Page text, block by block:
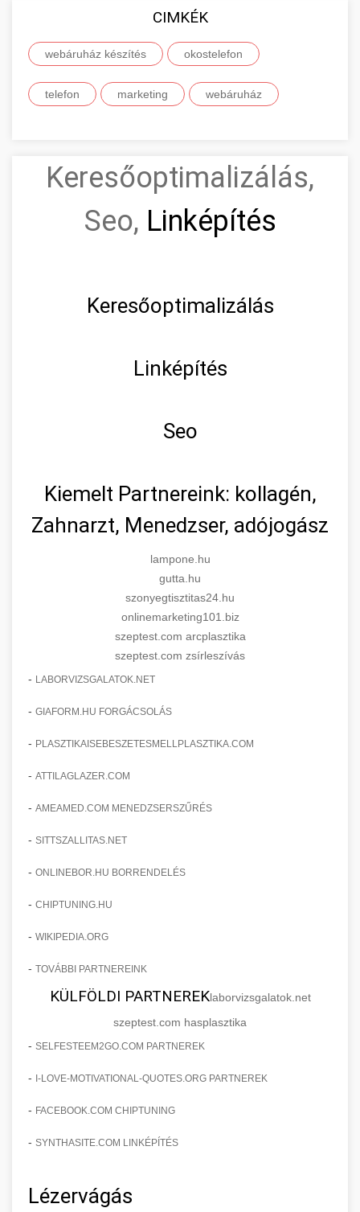
CIMKÉK
webáruház készítés okostelefon
telefon marketing webáruház
Keresőoptimalizálás,
Seo, Linképítés
Keresőoptimalizálás
Linképítés
Seo
Kiemelt Partnereink: kollagén,
Zahnarzt, Menedzser, adójogász
lampone.hu
gutta.hu
szonyegtisztitas24.hu
onlinemarketing101.biz
szeptest.com arcplasztika
szeptest.com zsírleszívás
- LABORVIZSGALATOK.NET
- GIAFORM.HU FORGÁCSOLÁS
- PLASZTIKAISEBESZETESMELLPLASZTIKA.COM
- ATTILAGLAZER.COM
- AMEAMED.COM MENEDZSERSZŰRÉS
- SITTSZALLITAS.NET
- ONLINEBOR.HU BORRENDELÉS
- CHIPTUNING.HU
- WIKIPEDIA.ORG
- TOVÁBBI PARTNEREINK
KÜLFÖLDI PARTNEREKlaborvizsgalatok.net
szeptest.com hasplasztika
- SELFESTEEM2GO.COM PARTNEREK
- I-LOVE-MOTIVATIONAL-QUOTES.ORG PARTNEREK
- FACEBOOK.COM CHIPTUNING
- SYNTHASITE.COM LINKÉPÍTÉS
Lézervágás